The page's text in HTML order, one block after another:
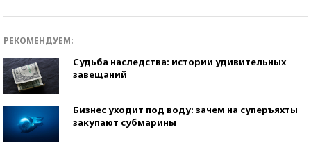
РЕКОМЕНДУЕМ:
Судьба наследства: истории удивительных
завещаний
Бизнес уходит под воду: зачем на суперъяхты
закупают субмарины